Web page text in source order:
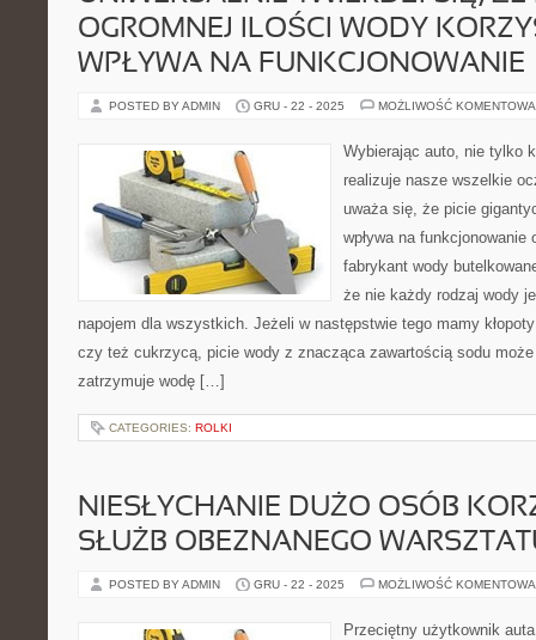
OGROMNEJ ILOŚCI WODY
WPŁYWA NA FUNKCJONOWANIE
POSTED BY ADMIN GRU - 22 - 2025 MOŻLIWOŚĆ
Wybierając auto, nie tylko
realizuje nasze wszelkie
uważa się, że picie
wpływa na funkcjonowanie
fabrykant wody
że nie każdy rodzaj wody
napojem dla wszystkich. Jeżeli w następstwie tego mamy
czy też cukrzycą, picie wody z znacząca zawartością sodu
zatrzymuje wodę […]
CATEGORIES: ROLKI
NIESŁYCHANIE DUŻO OSÓB
SŁUŻB OBEZNANEGO
POSTED BY ADMIN GRU - 22 - 2025 MOŻLIWOŚĆ
Przeciętny użytkownik